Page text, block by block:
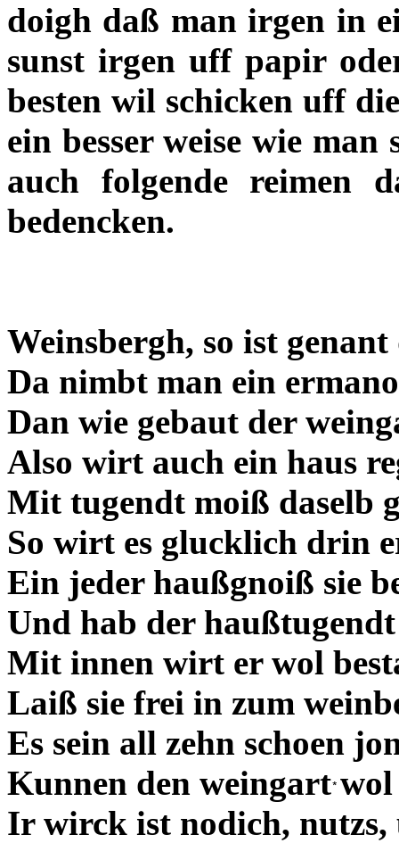
doigh daß man irgen in
sunst irgen uff papir
besten wil schicken uff
ein besser weise wie
auch folgende reimen
bedencken.
Weinsbergh, so ist genant
Da nimbt man ein
Dan wie gebaut der
Also wirt auch ein haus
Mit tugendt moiß daselb
So wirt es glucklich drin
Ein jeder haußgnoiß sie
Und hab der
Mit innen wirt er wol
Laiß sie frei in zum
Es sein all zehn schoen
Kunnen den weingart wol
Ir wirck ist nodich, nutzs,